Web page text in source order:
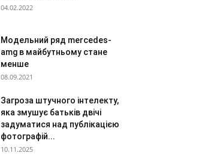
04.02.2022
Модельний ряд mercedes-
amg в майбутньому стане
менше
08.09.2021
Загроза штучного інтелекту,
яка змушує батьків двічі
задуматися над публікацією
фотографій...
10.11.2025